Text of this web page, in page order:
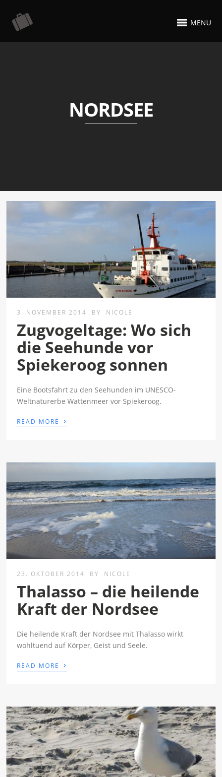
MENU
NORDSEE
3. NOVEMBER 2014 BY NICOLE
Zugvogeltage: Wo sich
die Seehunde vor
Spiekeroog sonnen
Eine Bootsfahrt zu den Seehunden im UNESCO-
Weltnaturerbe Wattenmeer vor Spiekeroog.
READ MORE ›
23. OKTOBER 2014 BY NICOLE
Thalasso – die heilende
Kraft der Nordsee
Die heilende Kraft der Nordsee mit Thalasso wirkt
wohltuend auf Körper, Geist und Seele.
READ MORE ›